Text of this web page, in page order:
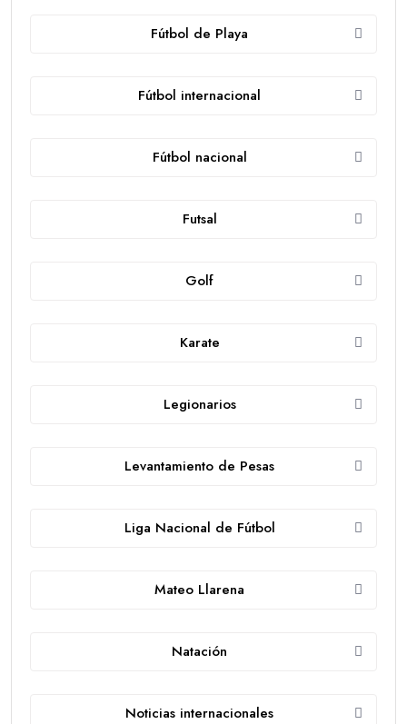
Fútbol de Playa
Fútbol internacional
Fútbol nacional
Futsal
Golf
Karate
Legionarios
Levantamiento de Pesas
Liga Nacional de Fútbol
Mateo Llarena
Natación
Noticias internacionales